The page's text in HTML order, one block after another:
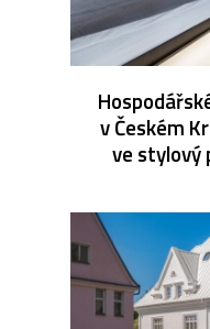
v Českém
ve stylový